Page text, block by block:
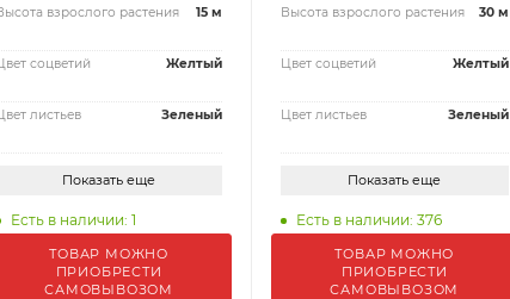
взрослого растения 15 м
соцветий Желтый
листьев Зеленый
Показать еще
Есть в наличии: 1
ТОВАР МОЖНО
ПРИОБРЕСТИ
САМОВЫВОЗОМ
Высота взрослого растения 30 м
Цвет соцветий Желтый
Цвет листьев Зеленый
Показать еще
Есть в наличии: 376
ТОВАР МОЖНО
ПРИОБРЕСТИ
САМОВЫВОЗОМ